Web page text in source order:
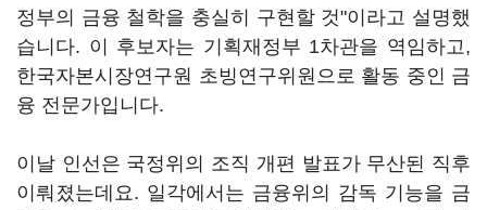
정부의 금융 철학을 충실히 구현할 것"이라고 설명했
습니다. 이 후보자는 기획재정부 1차관을 역임하고,
한국자본시장연구원 초빙연구위원으로 활동 중인 금
융 전문가입니다.
이날 인선은 국정위의 조직 개편 발표가 무산된 직후
이뤄졌는데요. 일각에서는 금융위의 감독 기능을 금